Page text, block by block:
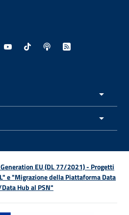
- Apertura in nuova finestra
- Apertura in nuova finestra
- Sito esterno - Apertura in
- Sito esterno - Apertura in
Youtube - Sito esterno -
TikTok - Sito esterno -
Spreaker - Sito
Feed RSS -
EU (DL 77/2021) - Progetti
e "Migrazione della Piattaforma Data
Hub al PSN"